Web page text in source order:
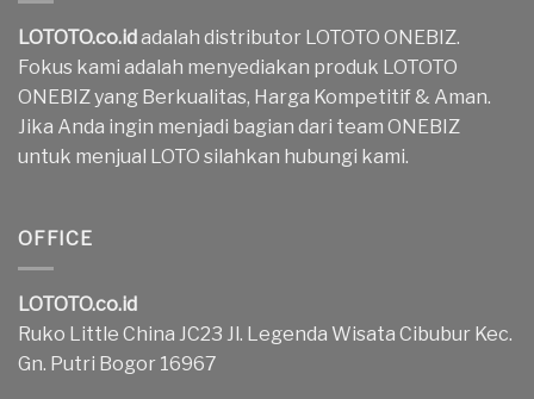
LOTOTO.co.idadalah distributor LOTOTO ONEBIZ.
Fokus kami adalah menyediakan produk LOTOTO
ONEBIZ yang Berkualitas, Harga Kompetitif & Aman.
Jika Anda ingin menjadi bagian dari team ONEBIZ
untuk menjual LOTO silahkan hubungi kami.
OFFICE
LOTOTO.co.id
Ruko Little China JC23 Jl. Legenda Wisata Cibubur Kec.
Gn. Putri Bogor 16967